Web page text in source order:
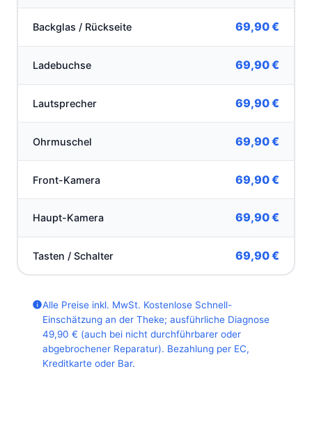
Backglas / Rückseite 69,90 €
Ladebuchse 69,90 €
Lautsprecher 69,90 €
Ohrmuschel 69,90 €
Front-Kamera 69,90 €
Haupt-Kamera 69,90 €
Tasten / Schalter 69,90 €
Alle Preise inkl. MwSt. Kostenlose Schnell-
Einschätzung an der Theke; ausführliche Diagnose
49,90 € (auch bei nicht durchführbarer oder
abgebrochener Reparatur). Bezahlung per EC,
Kreditkarte oder Bar.